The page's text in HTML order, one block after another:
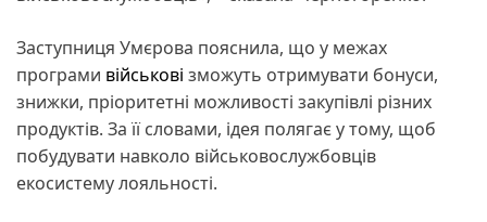
Заступниця Умєрова пояснила, що у межах
програми військові зможуть отримувати бонуси,
знижки, пріоритетні можливості закупівлі різних
продуктів. За її словами, ідея полягає у тому, щоб
побудувати навколо військовослужбовців
екосистему лояльності.